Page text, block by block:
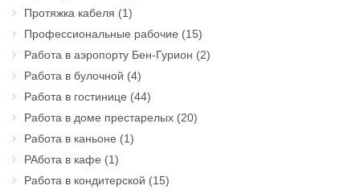
Протяжка кабеля (1)
Профессиональные рабочие (15)
Работа в аэропорту Бен-Гурион (2)
Работа в булочной (4)
Работа в гостинице (44)
Работа в доме престарелых (20)
Работа в каньоне (1)
РАбота в кафе (1)
Работа в кондитерской (15)